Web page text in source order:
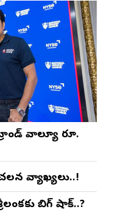
వాల్యూ రూ.
వ్యాఖ్యలు..!
బిగ్ షాక్..?